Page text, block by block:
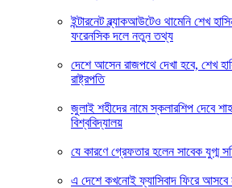
ইন্টারনেট ব্ল্যাকআউটেও থামেনি শেখ
ফরেনসিক দলে নতুন তথ্য
দেশে আসেন রাজপথে দেখা হবে, শেখ
রাষ্ট্রপতি
জুলাই শহীদের নামে স্কলারশিপ দেবে
বিশ্ববিদ্যালয়
যে কারণে গ্রেফতার হলেন সাবেক যুগ্ম
এ দেশে কখনোই ফ্যাসিবাদ ফিরে আসবে